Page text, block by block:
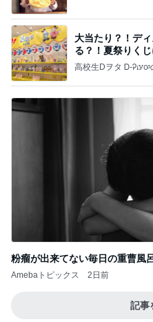
大当たり？！デ
る？！夏祭りくじ
粉瘤が出来てない毎日の重曹風
Amebaトピックス 2日前
記事